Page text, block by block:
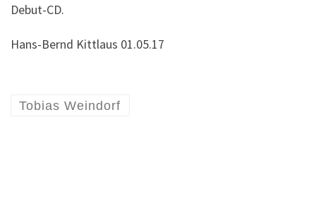
Debut-CD.
Hans-Bernd Kittlaus 01.05.17
Tobias Weindorf